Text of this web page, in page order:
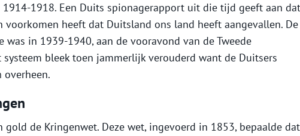
1914-1918. Een Duits spionagerapport uit die tijd geeft aan dat
voorkomen heeft dat Duitsland ons land heeft aangevallen. De
was in 1939-1940, aan de vooravond van de Tweede
systeem bleek toen jammerlijk verouderd want de Duitsers
gold de Kringenwet. Deze wet, ingevoerd in 1853, bepaalde dat